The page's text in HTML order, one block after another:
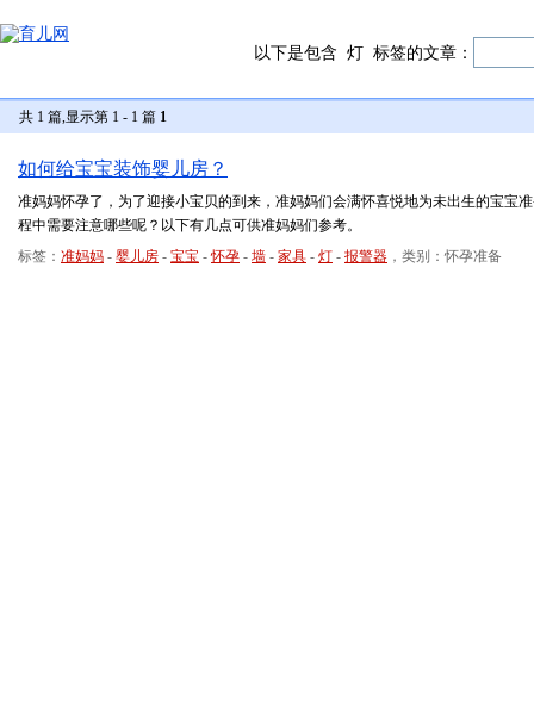
以下是包含 灯 标签的文章：
共 1 篇,显示第 1 - 1 篇 1
如何给宝宝装饰婴儿房？
准妈妈怀孕了，为了迎接小宝贝的到来，准妈妈们会满怀喜悦地为未出生的宝宝
程中需要注意哪些呢？以下有几点可供准妈妈们参考。
标签： 准妈妈 - 婴儿房 - 宝宝 -怀孕 - 墙 - 家具 - 灯 - 报警器 ，类别：怀孕准备